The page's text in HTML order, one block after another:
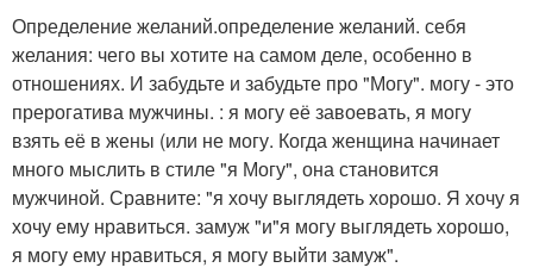
Определение желаний.определение желаний. себя
желания: чего вы хотите на самом деле, особенно в
отношениях. И забудьте и забудьте про "Могу". могу - это
прерогатива мужчины. : я могу её завоевать, я могу
взять её в жены (или не могу. Когда женщина начинает
много мыслить в стиле "я Могу", она становится
мужчиной. Сравните: "я хочу выглядеть хорошо. Я хочу я
хочу ему нравиться. замуж "и"я могу выглядеть хорошо,
я могу ему нравиться, я могу выйти замуж".